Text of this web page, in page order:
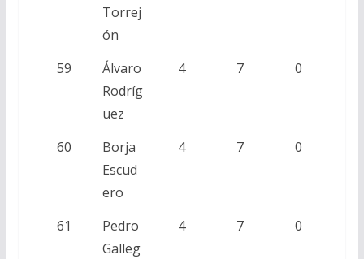
Torrej
ón
59
Álvaro
Rodríg
uez
4 7 0
60
Borja
Escud
ero
4 7 0
61
Pedro
Galleg
4 7 0